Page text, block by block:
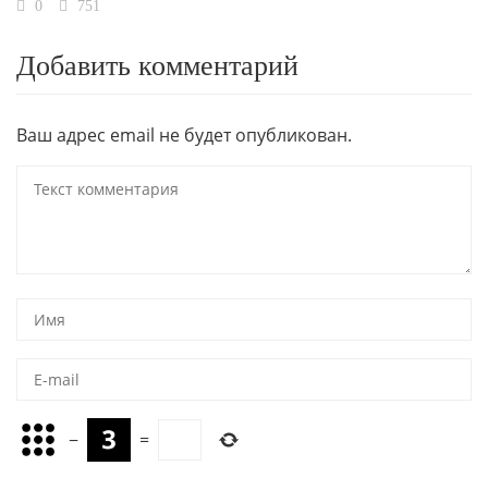
0 751
Добавить комментарий
Ваш адрес email не будет опубликован.
− =